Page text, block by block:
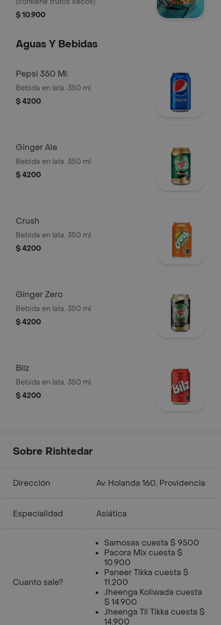
$ 10.900
Aguas Y Bebidas
Pepsi 350 Ml.
Bebida en lata. 350 ml.
$ 4200
Ginger Ale
Bebida en lata. 350 ml.
$ 4200
Crush
Bebida en lata. 350 ml.
$ 4200
Ginger Zero
Bebida en lata. 350 ml.
$ 4200
Bilz
Bebida en lata. 350 ml.
$ 4200
Sobre Rishtedar
Dirección Av. Holanda 160, Providencia
Especialidad Asiática
Cuanto sale?
Samosas cuesta $ 9500
Pacora Mix cuesta $
10.900
Paneer Tikka cuesta $
11.200
Jheenga Koliwada cuesta
$ 14.900
Jheenga Til Tikka cuesta $
14.900